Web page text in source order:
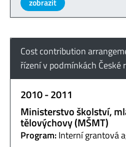
zobrazit
Cost contribution
řízení v podmínkách České
2010 - 2011
Ministerstvo školství,
tělovýchovy (MŠMT)
Program:Interní grantová